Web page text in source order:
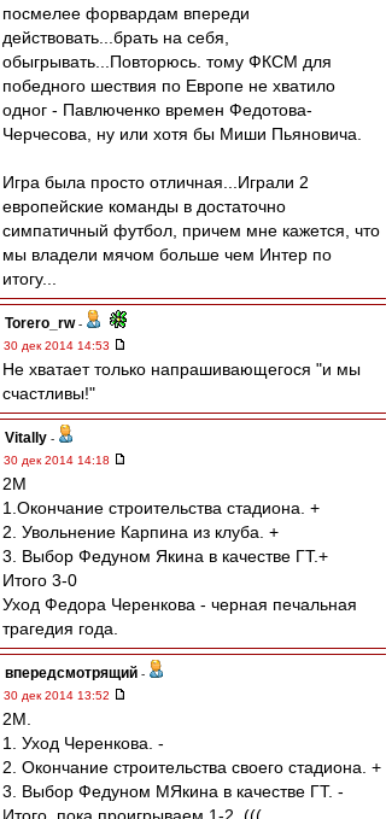
посмелее форвардам впереди
действовать...брать на себя,
обыгрывать...Повторюсь. тому ФКСМ для
победного шествия по Европе не хватило
одног - Павлюченко времен Федотова-
Черчесова, ну или хотя бы Миши Пьяновича.
Игра была просто отличная...Играли 2
европейские команды в достаточно
симпатичный футбол, причем мне кажется, что
мы владели мячом больше чем Интер по
итогу...
Torero_rw-
30 дек 2014 14:53
Не хватает только напрашивающегося "и мы
счастливы!"
Vitally -
30 дек 2014 14:18
2M
1.Окончание строительства стадиона. +
2. Увольнение Карпина из клуба. +
3. Выбор Федуном Якина в качестве ГТ.+
Итого 3-0
Уход Федора Черенкова - черная печальная
трагедия года.
впередсмотрящий -
30 дек 2014 13:52
2М.
1. Уход Черенкова. -
2. Окончание строительства своего стадиона. +
3. Выбор Федуном МЯкина в качестве ГТ. -